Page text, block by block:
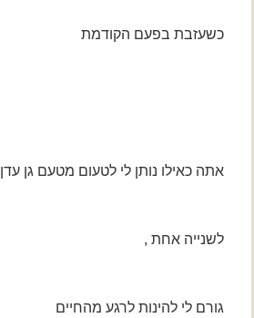
כשעזבת בפעם הקודמת
אתה כאילו נותן לי לטעום מטעם גן עדן
לשנייה אחת ,
גורם לי להינות לרגע מהחיים